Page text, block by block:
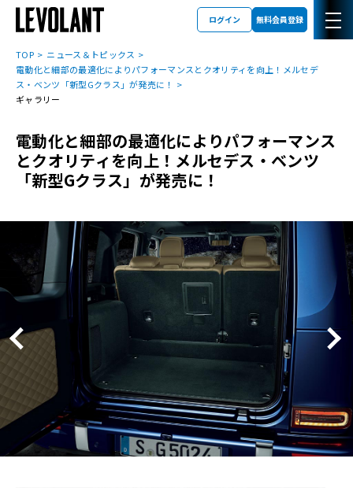
ログイン 無料会員登録
TOP
ニュース＆トピックス
電動化と細部の最適化によりパフォーマンスとクオリティを向上！メルセデ
ス・ベンツ「新型Gクラス」が発売に！
ギャラリー
電動化と細部の最適化によりパフォーマンス
とクオリティを向上！メルセデス・ベンツ
「新型Gクラス」が発売に！